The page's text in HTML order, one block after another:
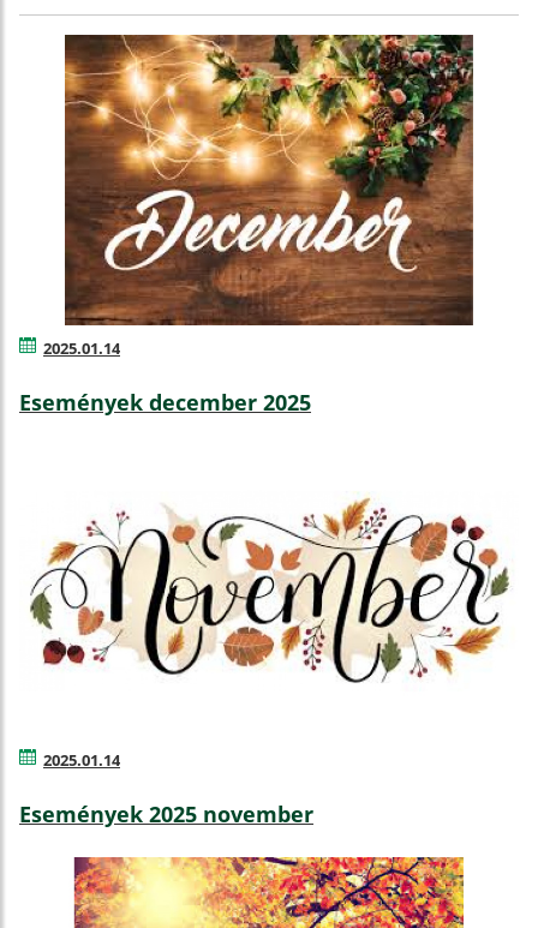
2025.01.14
Események december 2025
2025.01.14
Események 2025 november